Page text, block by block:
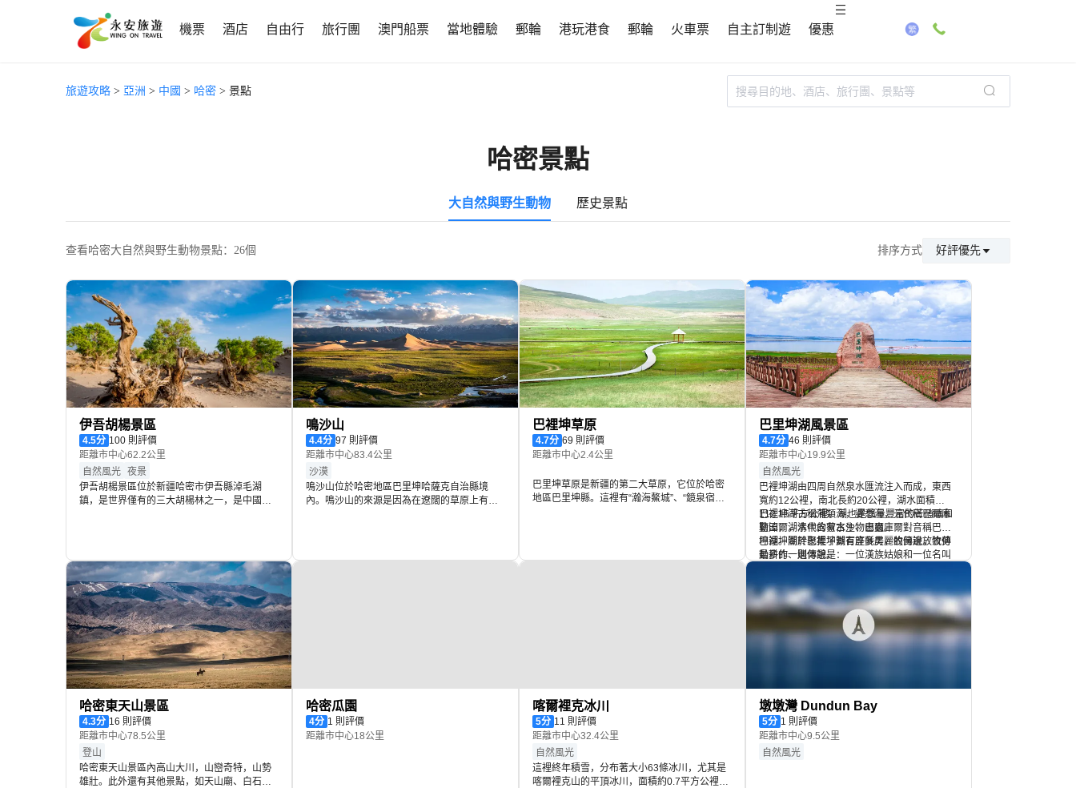
機票 酒店 自由行 旅行團 澳門船票 當地體驗 郵輪 港玩港食 郵輪 火車票 自主訂制遊 優惠
旅遊攻略 > 亞洲 > 中國 > 哈密 > 景點
哈密景點
大自然與野生動物 歷史景點
查看哈密大自然與野生動物景點：26個 排序方式 好評優先
伊吾胡楊景區
4.5分 100 則評價
距離市中心62.2公里
自然風光 夜景
伊吾胡楊景區位於新疆哈密市伊吾縣淖毛湖
鎮，是世界僅有的三大胡楊林之一，是中國境
克”，意為“很美麗的樹”。胡楊是一億三千五百
萬年前就出現的樹種，是世界古老的楊樹，生
物學家稱它為“第三紀活化石”。胡楊耐寒、耐
熱、耐鹼、耐澇、耐幹早，用不屈不撓的身軀
阻擋了沙暴對綠洲的侵襲，形成一條雄偉壯闊
的綠色長廊，創造了“絲綢之路”的文明。沿着
38公里的胡楊林景觀路，可以近觀一千年至九
千年樹齡的胡楊，彷彿進入時光隧道，經歷生
命的輪迴，可謂：一朝走進胡楊林，一日感受
萬年史。萬千胡楊樹在戈壁大漠中舒展、搖
曳，四季不同的容貌，晝夜變幻的色彩，形成
一副副生動的畫卷。如今的伊吾胡楊林已成為
攝影家、繪畫家、詩人們的創作天堂，更是影
視佳作誕生的搖籃。
鳴沙山
4.4分 97 則評價
距離市中心83.4公里
沙漠
鳴沙山位於哈密地區巴里坤哈薩克自治縣境
內。鳴沙山的來源是因為在遼闊的草原上有一
巴裡坤草原
4.7分 69 則評價
距離市中心2.4公里
巴里坤草原是新疆的第二大草原，它位於哈密
地區巴里坤縣。這裡有“瀚海鰲城”、“鏡泉宿
巴里坤湖風景區
4.7分 46 則評價
距離市中心19.9公里
自然風光
巴裡坤湖由四周自然泉水匯流注入而成，東西
寬約12公裡，南北長約20公裡，湖水面積
112.15平方公裡。湖也是儲量豐富的芒硝礦和
鹽田，湖水中含有水生物鹵蟲。
巴裡坤湖古稱蒲類海，婆悉海，元代稱巴爾庫
勒淖爾，清代的蒙古沙、巴爾庫爾對音稱巴裡
坤湖。關於巴裡坤湖有許多美麗的傳說，流傳
最多的一則傳說是：一位漢族姑娘和一位名叫
鬥，姑娘被壓在尖山下石化了，哈薩克青年扭
住山魔同沉湖底。他們用生命為後人換來安寧
幸福的生活。為了紀念他們，人們就把尖山下
的數股清泉叫“漢姑泉”，把湖泊稱作“蒲類海”。
巴裡坤湖畔聚集了數百座氈房，牧民邊放牧勞
動耕作、邊休憩。
哈密東天山景區
4.3分 16 則評價
距離市中心78.5公里
登山
哈密東天山景區內高山大川，山巒奇特，山勢
雄壯。此外還有其他景點，如天山廟、白石
哈密瓜園
4分 1 則評價
距離市中心18公里
喀爾裡克冰川
5分 11 則評價
距離市中心32.4公里
自然風光
這裡終年積雪，分布著大小63條冰川，尤其是
喀爾裡克山的平頂冰川，面積約0.7平方公裡，
墩墩灣 Dundun Bay
5分 1 則評價
距離市中心9.5公里
自然風光